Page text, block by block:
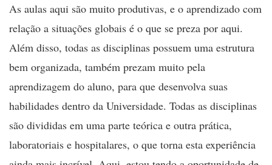
As aulas aqui são muito produtivas, e o aprendizado com
relação a situações globais é o que se preza por aqui.
Além disso, todas as disciplinas possuem uma estrutura
bem organizada, também prezam muito pela
aprendizagem do aluno, para que desenvolva suas
habilidades dentro da Universidade. Todas as disciplinas
são divididas em uma parte teórica e outra prática,
laboratoriais e hospitalares, o que torna esta experiência